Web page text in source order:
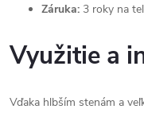
Záruka: 3 roky na
Využitie a
Vďaka hlbším stenám a